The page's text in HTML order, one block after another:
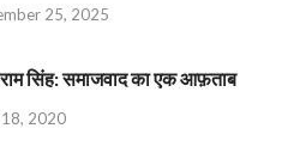
25, 2025
सिंह: समाजवाद का एक आफ़ताब
2020